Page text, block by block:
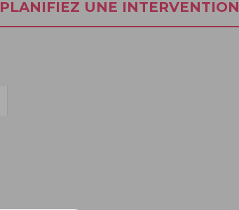
PLANIFIEZ UNE INTERVENTION